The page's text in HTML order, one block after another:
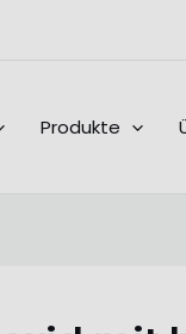
Produkte